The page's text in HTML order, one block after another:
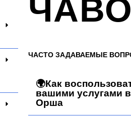
ЧАВО
ЧАСТО ЗАДАВАЕМЫЕ
🌍Как
вашими услугами в
Орша